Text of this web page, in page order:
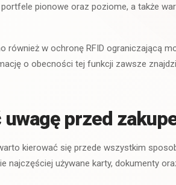
portfele pionowe oraz poziome, a także
również w ochronę RFID ograniczającą
o obecności tej funkcji zawsze
uwagę przed
kierować się przede wszystkim
najczęściej używane karty, dokumenty